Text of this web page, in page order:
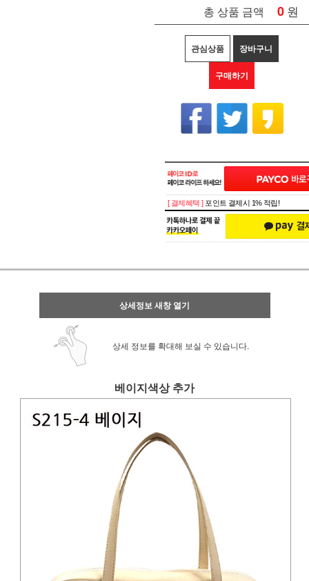
총 상품 금액 0 원
관심상품 장바구니
구매하기
페이코 ID로 페
[ 결제혜택 ] 포인트 결제시 1% 적립!
상세정보 새창 열기
상세 정보를 확대해 보실 수 있습니다.
베이지색상 추가